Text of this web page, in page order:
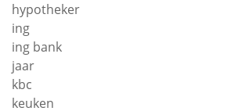
hypotheker
ing
ing bank
jaar
kbc
keuken